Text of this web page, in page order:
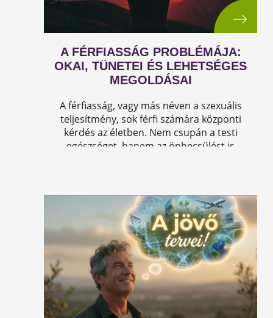
A FÉRFIASSÁG PROBLÉMÁJA:
OKAI, TÜNETEI ÉS LEHETSÉGES
MEGOLDÁSAI
A férfiasság, vagy más néven a szexuális
teljesítmény, sok férfi számára központi
kérdés az életben. Nem csupán a testi
egészséget, hanem az önbecsülést is